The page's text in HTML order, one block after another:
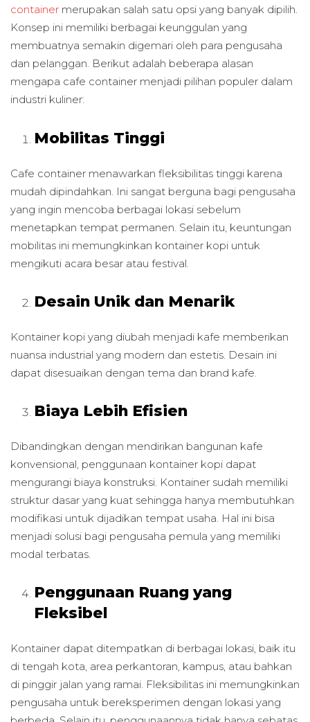
container merupakan salah satu opsi yang banyak dipilih.
Konsep ini memiliki berbagai keunggulan yang
membuatnya semakin digemari oleh para pengusaha
dan pelanggan. Berikut adalah beberapa alasan
mengapa cafe container menjadi pilihan populer dalam
industri kuliner:
Mobilitas Tinggi
Cafe container menawarkan fleksibilitas tinggi karena
mudah dipindahkan. Ini sangat berguna bagi pengusaha
yang ingin mencoba berbagai lokasi sebelum
menetapkan tempat permanen. Selain itu, keuntungan
mobilitas ini memungkinkan kontainer kopi untuk
mengikuti acara besar atau festival.
Desain Unik dan Menarik
Kontainer kopi yang diubah menjadi kafe memberikan
nuansa industrial yang modern dan estetis. Desain ini
dapat disesuaikan dengan tema dan brand kafe.
Biaya Lebih Efisien
Dibandingkan dengan mendirikan bangunan kafe
konvensional, penggunaan kontainer kopi dapat
mengurangi biaya konstruksi. Kontainer sudah memiliki
struktur dasar yang kuat sehingga hanya membutuhkan
modifikasi untuk dijadikan tempat usaha. Hal ini bisa
menjadi solusi bagi pengusaha pemula yang memiliki
modal terbatas.
Penggunaan Ruang yang
Fleksibel
Kontainer dapat ditempatkan di berbagai lokasi, baik itu
di tengah kota, area perkantoran, kampus, atau bahkan
di pinggir jalan yang ramai. Fleksibilitas ini memungkinkan
pengusaha untuk bereksperimen dengan lokasi yang